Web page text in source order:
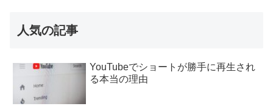
人気の記事
YouTubeでショートが勝手に再生され
る本当の理由